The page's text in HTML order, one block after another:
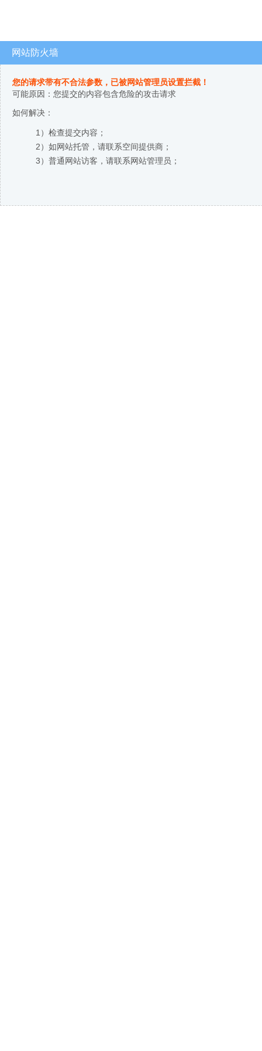
网站防火墙
您的请求带有不合法参数，已被网站管理员设置拦截！
可能原因：您提交的内容包含危险的攻击请求
如何解决：
1）检查提交内容；
2）如网站托管，请联系空间提供商；
3）普通网站访客，请联系网站管理员；